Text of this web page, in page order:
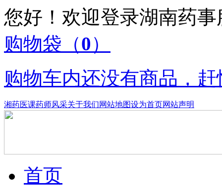
您好！欢迎登录湖南药
购物袋 （0）
购物车内还没有商品，
湘药医课药师风采关于我们网站地图设为首页网站声明
首页